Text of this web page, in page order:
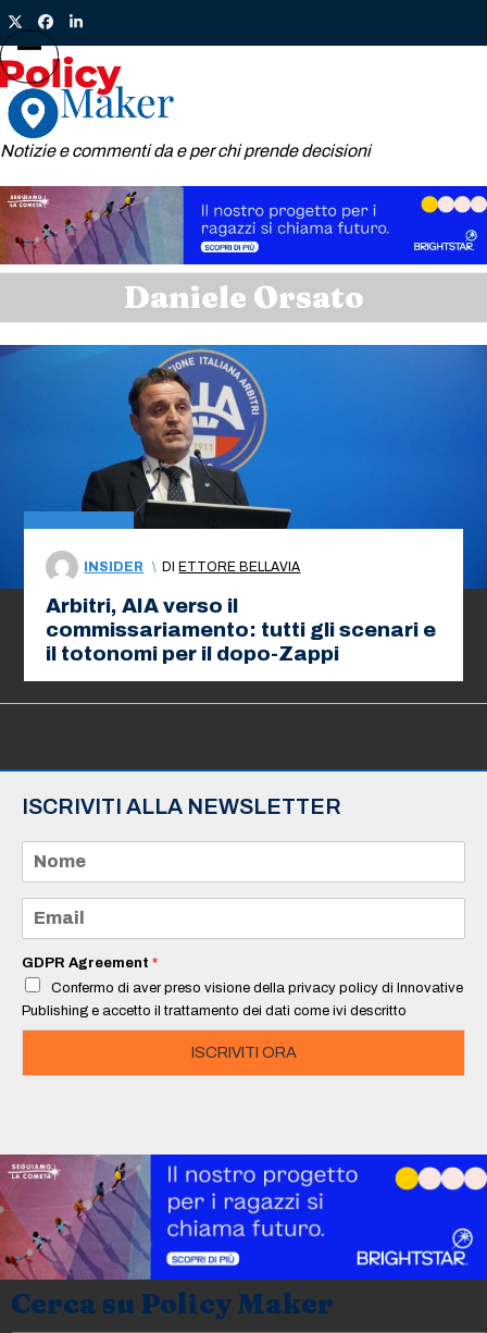
Skip
to
content
TwitterFacebook
LinkedIn
Notizie e commenti da e per chi prende decisioni
Open
mobile
menu
Close
mobile
menu
Daniele Orsato
INSIDER \ DI ETTORE BELLAVIA
Arbitri, AIA verso il
commissariamento: tutti gli scenari e
il totonomi per il dopo-Zappi
ISCRIVITI ALLA NEWSLETTER
m
e
a
i
*
GDPR Agreement *
Confermo di aver preso visione della privacy policy di Innovative
Publishing e accetto il trattamento dei dati come ivi descritto
ISCRIVITI ORA
Cerca su Policy Maker